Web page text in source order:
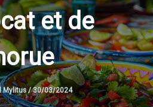
et de
Mylitus /30/03/2024